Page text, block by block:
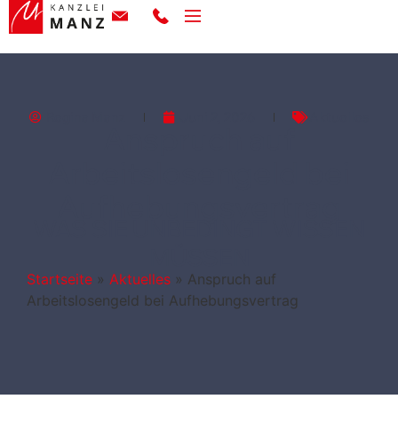
Startseite » Aktuelles » Anspruch auf
Arbeitslosengeld bei Aufhebungsvertrag